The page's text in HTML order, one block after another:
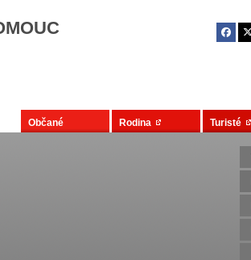
Občané Rodina Turisté